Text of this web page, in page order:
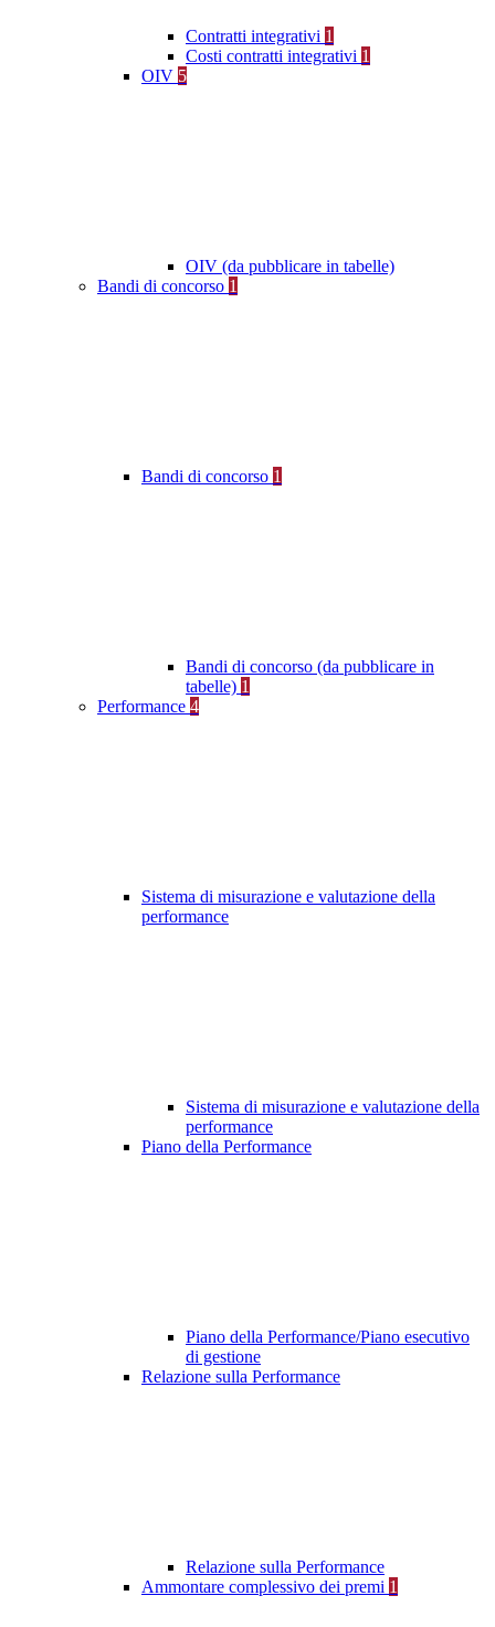
Contratti integrativi 1
Costi contratti integrativi 1
OIV 5
OIV (da pubblicare in tabelle)
Bandi di concorso 1
Bandi di concorso 1
Bandi di concorso (da pubblicare in
tabelle) 1
Performance 4
Sistema di misurazione e valutazione della
performance
Sistema di misurazione e valutazione della
performance
Piano della Performance
Piano della Performance/Piano esecutivo
di gestione
Relazione sulla Performance
Relazione sulla Performance
Ammontare complessivo dei premi 1